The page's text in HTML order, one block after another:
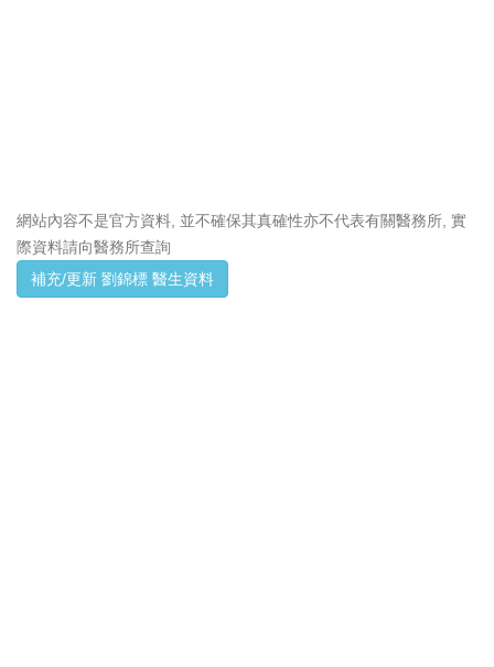
網站內容不是官方資料, 並不確保其真確性亦不代表有關醫務所, 實
際資料請向醫務所查詢
補充/更新 劉錦標 醫生資料